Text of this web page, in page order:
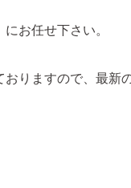
お任せ下さい。
りますので、最新